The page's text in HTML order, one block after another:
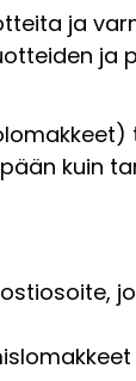
ja
ja
kuin